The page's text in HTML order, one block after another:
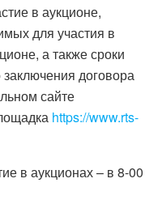
в аукционе,
для участия в
а также сроки
договора
сайте
https://www.rts-
в аукционах – в 8-00